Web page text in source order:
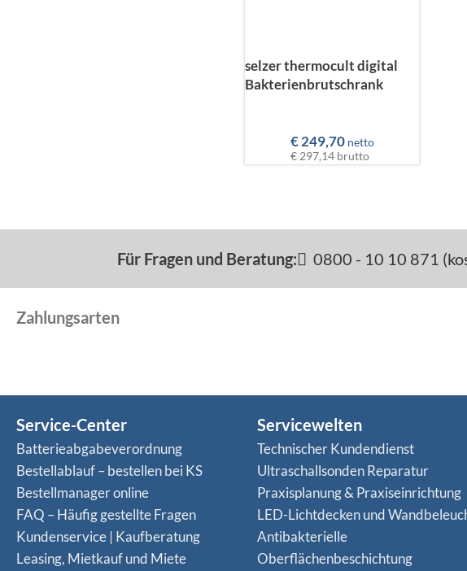
selzer thermocult digital
Bakterienbrutschrank
€249,70 netto
€ 297,14 brutto
Für Fragen und Beratung: 0800 - 10 10 871
Zahlungsarten
Service-Center
Batterieabgabeverordnung
Bestellablauf – bestellen bei KS
Bestellmanager online
FAQ – Häufig gestellte Fragen
Kundenservice | Kaufberatung
Leasing, Mietkauf und Miete
Servicewelten
Technischer Kundendienst
Ultraschallsonden Reparatur
Praxisplanung & Praxiseinrichtung
LED-Lichtdecken und
Antibakterielle
Oberflächenbeschichtung